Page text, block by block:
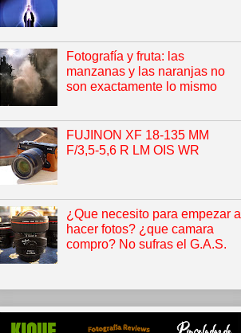
Fotografía y fruta: las
manzanas y las naranjas no
son exactamente lo mismo
FUJINON XF 18-135 MM
F/3,5-5,6 R LM OIS WR
¿Que necesito para empezar a
hacer fotos? ¿que camara
compro? No sufras el G.A.S.